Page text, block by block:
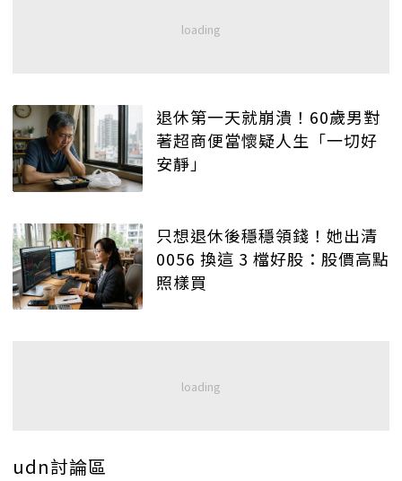
退休第一天就崩潰！60歲男對
著超商便當懷疑人生「一切好
安靜」
只想退休後穩穩領錢！她出清
0056 換這 3 檔好股：股價高點
照樣買
udn討論區